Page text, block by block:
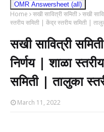
OMR Answersheet (all)
Home सखी सावित्री समिती सखी
स्तरीय समिती | केंद्र स्तरीय समिती |
सखी सावित्री
निर्णय | शाळा
समिती | तालुका
March 11, 2022